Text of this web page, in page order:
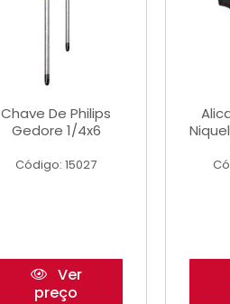
Chave De Philips
Gedore 1/4x6
Código: 15027
Ver
preço